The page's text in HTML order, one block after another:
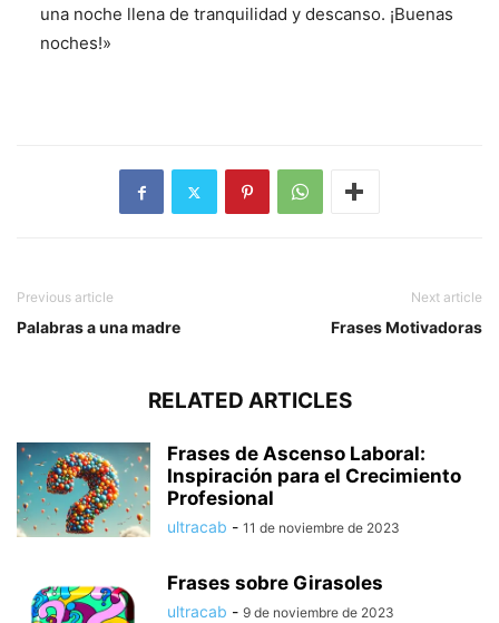
una noche llena de tranquilidad y descanso. ¡Buenas
noches!»
Previous article
Palabras a una madre
Next article
Frases Motivadoras
RELATED ARTICLES
Frases de Ascenso Laboral:
Inspiración para el Crecimiento
Profesional
ultracab - 11 de noviembre de 2023
Frases sobre Girasoles
ultracab - 9 de noviembre de 2023